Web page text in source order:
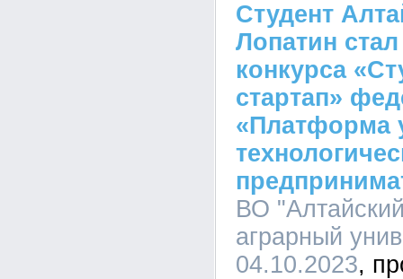
Студент
Лопатин
конкурса
стартап»
«Платформа
ВО
аграрный
04.10.2023